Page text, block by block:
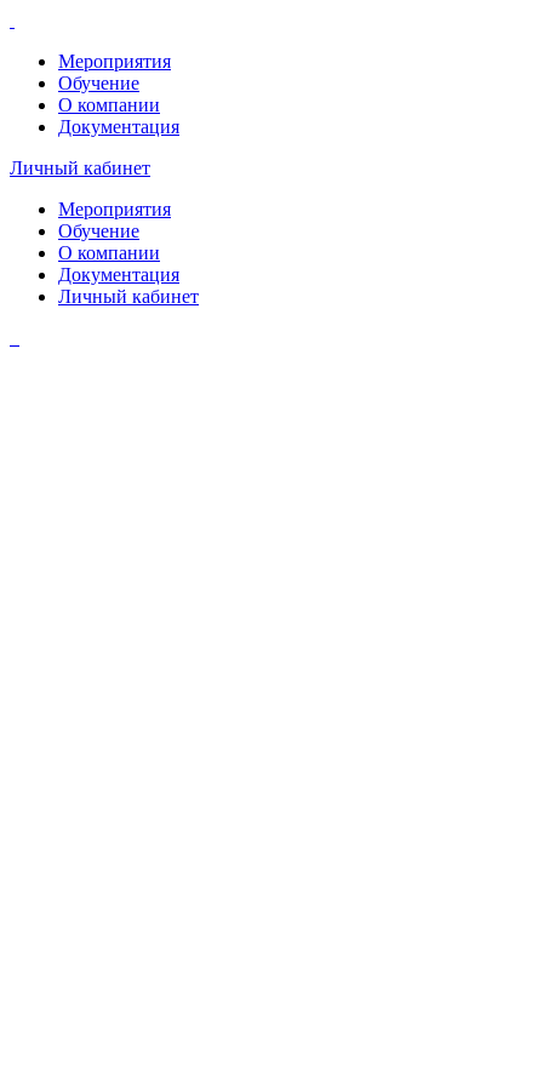
Мероприятия
Обучение
О компании
Документация
Личный кабинет
Мероприятия
Обучение
О компании
Документация
Личный кабинет